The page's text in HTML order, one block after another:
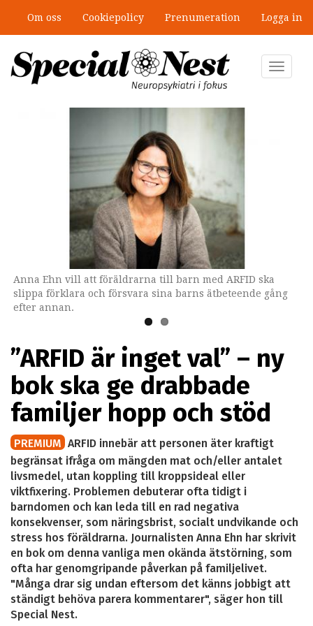
huvudinnehåll
Om oss Cookiepolicy Prenumeration Logga in
Toggle
Anna Ehn vill att föräldrarna till barn med ARFID ska
slippa förklara och försvara sina barns ätbeteende gång
efter annan.
Omslaget till boken som ges ut av Natur & Kultur.
”ARFID är inget val” – ny
bok ska ge drabbade
familjer hopp och stöd
PREMIUM ARFID innebär att personen äter kraftigt
begränsat ifråga om mängden mat och/eller antalet
livsmedel, utan koppling till kroppsideal eller
viktfixering. Problemen debuterar ofta tidigt i
barndomen och kan leda till en rad negativa
konsekvenser, som näringsbrist, socialt undvikande och
stress hos föräldrarna. Journalisten Anna Ehn har skrivit
en bok om denna vanliga men okända ätstörning, som
ofta har genomgripande påverkan på familjelivet.
"Många drar sig undan eftersom det känns jobbigt att
ständigt behöva parera kommentarer", säger hon till
Special Nest.
”Jobbet gick bra – just därför togs
stödet bort”